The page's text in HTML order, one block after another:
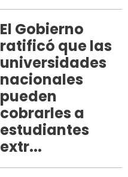
El Gobierno
ratificó que las
universidades
nacionales
pueden
cobrarles a
estudiantes
extr...